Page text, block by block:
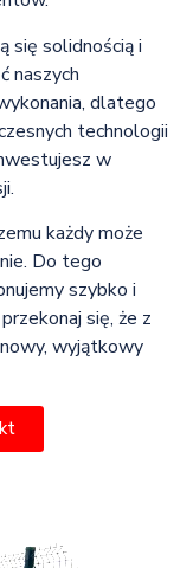
się solidnością i
naszych
dlatego
technologii
w
każdy może
Do tego
szybko i
się, że z
wyjątkowy